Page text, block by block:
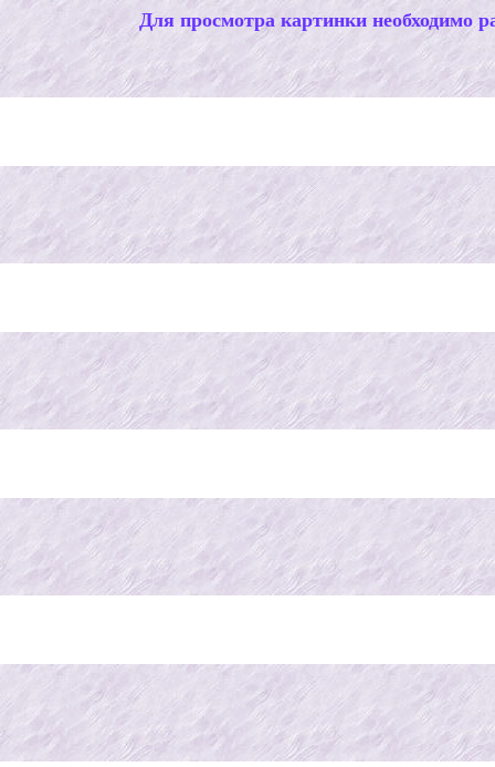
Для просмотра картинки необходимо